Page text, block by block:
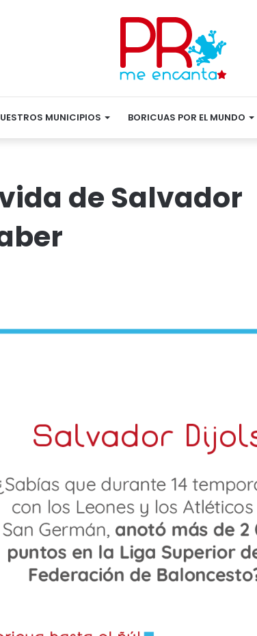
MUNICIPIOS BORICUAS POR EL MUNDO
de Salvador